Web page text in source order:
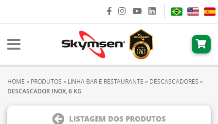
HOME » PRODUTOS » LINHA BAR E RESTAURANTE » DESCASCADORES »
DESCASCADOR INOX, 6 KG
LISTAGEM DOS PRODUTOS